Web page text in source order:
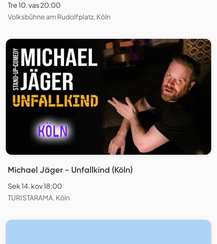
Tre 10. vas 20:00
Volksbühne am Rudolfplatz, Köln
Michael Jäger - Unfallkind (Köln)
Sek 14. kov 18:00
TURISTARAMA, Köln